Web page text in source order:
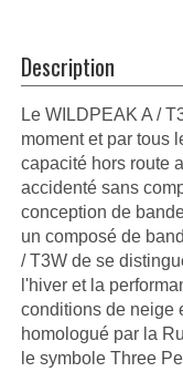
Description
Le WILDPEAK A /
moment et par tous
capacité hors route
accidenté sans
conception de
un composé de
/ T3W de se
l'hiver et la
conditions de neige
homologué par la
le symbole Three